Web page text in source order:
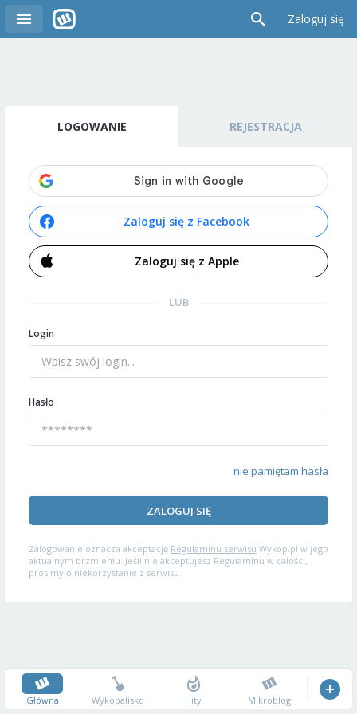
Zaloguj się
LOGOWANIE REJESTRACJA
Zaloguj się z Facebook
Zaloguj się z Apple
LUB
Login
Hasło
nie pamiętam hasła
ZALOGUJ SIĘ
Zalogowanie oznacza akceptację Regulaminu serwisu Wykop.pl w jego
aktualnym brzmieniu. Jeśli nie akceptujesz Regulaminu w całości,
prosimy o niekorzystanie z serwisu.
Główna Wykopalisko Hity Mikroblog